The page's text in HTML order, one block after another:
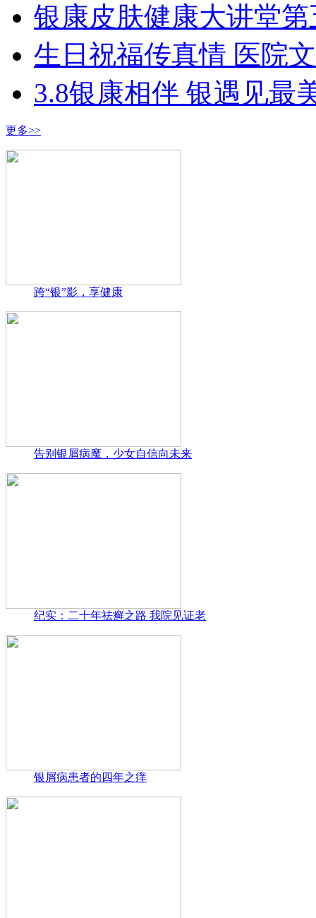
银康皮肤健康大讲堂第
生日祝福传真情 医院
3.8银康相伴 银遇见最
更多>>
跨“银”影，享健康
告别银屑病魔，少女自信向未来
纪实：二十年祛癣之路 我院见证老
银屑病患者的四年之痒